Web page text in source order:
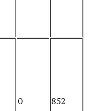
0 852